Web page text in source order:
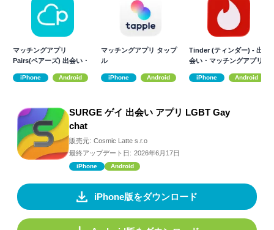
マッチングアプリ
Pairs(ペアーズ) 出会い・
iPhone Android
マッチングアプリ タップ
ル
iPhone Android
Tinder (ティンダー) - 出
会い・マッチングアプリ
iPhone Android
SURGE ゲイ 出会い アプリ LGBT Gay
chat
販売元: Cosmic Latte s.r.o
最終アップデート日: 2026年6月17日
iPhone Android
iPhone版をダウンロード